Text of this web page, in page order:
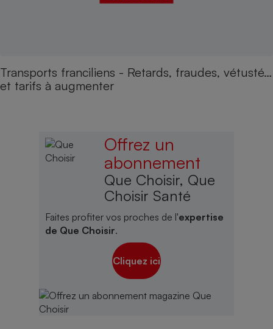
Transports franciliens - Retards, fraudes, vétusté…
et tarifs à augmenter
Offrez un
abonnement
Que Choisir, Que
Choisir Santé
Faites profiter vos proches de l'expertise
de Que Choisir.
Cliquez ici